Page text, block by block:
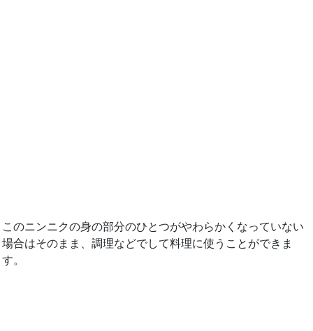
このニンニクの身の部分のひとつがやわらかくなっていない
場合はそのまま、調理などでして料理に使うことができま
す。